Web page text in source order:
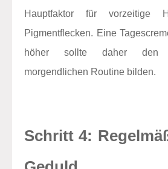
Hauptfaktor für vorzeitige
Pigmentflecken. Eine
höher sollte daher den
morgendlichen Routine bilden.
Schritt 4: